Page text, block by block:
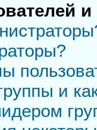
и